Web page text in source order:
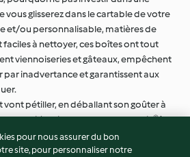
glisserez dans le cartable de votre
et/ou personnalisable, matières de
faciles à nettoyer, ces boîtes ont tout
viennoiseries et gâteaux, empêchent
par inadvertance et garantissent aux
vont pétiller, en déballant son goûter à
qui l’a fait avec son Thermomix® ! »
pour nous assurer du bon
site, pour personnaliser notre